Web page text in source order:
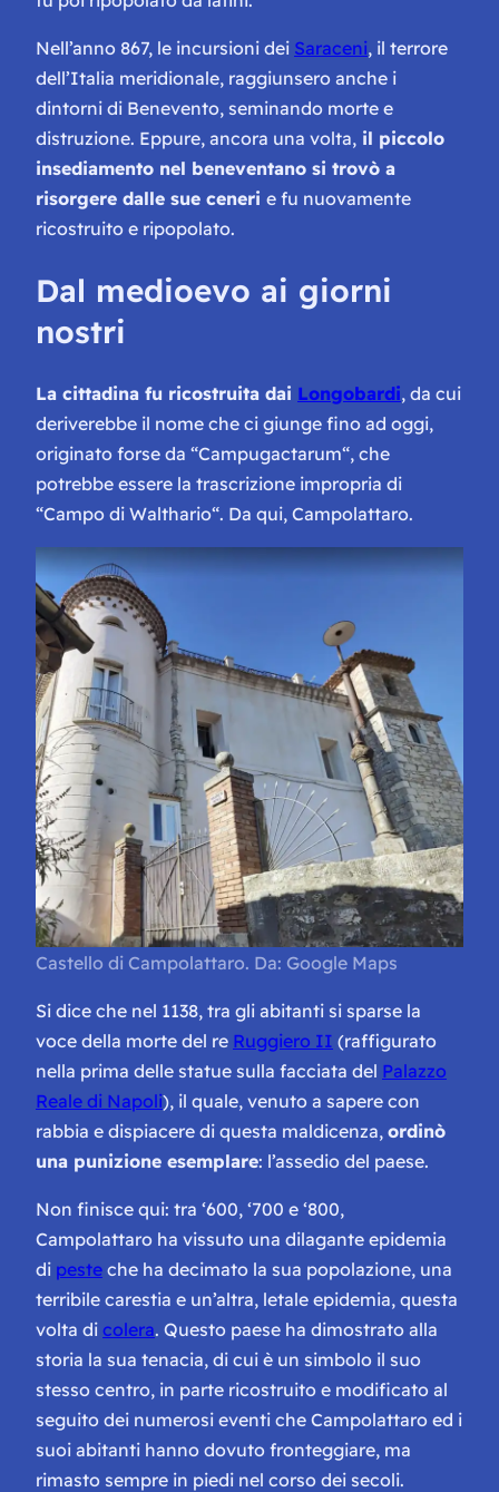
Nell’anno 867, le incursioni dei Saraceni, il terrore
dell’Italia meridionale, raggiunsero anche i
dintorni di Benevento, seminando morte e
distruzione. Eppure, ancora una volta, il piccolo
insediamento nel beneventano si trovò a
risorgere dalle sue ceneri e fu nuovamente
ricostruito e ripopolato.
Dal medioevo ai giorni
nostri
La cittadina fu ricostruita dai Longobardi, da cui
deriverebbe il nome che ci giunge fino ad oggi,
originato forse da “Campugactarum“, che
potrebbe essere la trascrizione impropria di
“Campo di Walthario“. Da qui, Campolattaro.
Castello di Campolattaro. Da: Google Maps
Si dice che nel 1138, tra gli abitanti si sparse la
voce della morte del re Ruggiero II (raffigurato
nella prima delle statue sulla facciata del Palazzo
Reale di Napoli), il quale, venuto a sapere con
rabbia e dispiacere di questa maldicenza, ordinò
una punizione esemplare: l’assedio del paese.
Non finisce qui: tra ‘600, ‘700 e ‘800,
Campolattaro ha vissuto una dilagante epidemia
di peste che ha decimato la sua popolazione, una
terribile carestia e un’altra, letale epidemia, questa
volta di colera. Questo paese ha dimostrato alla
storia la sua tenacia, di cui è un simbolo il suo
stesso centro, in parte ricostruito e modificato al
seguito dei numerosi eventi che Campolattaro ed i
suoi abitanti hanno dovuto fronteggiare, ma
rimasto sempre in piedi nel corso dei secoli.